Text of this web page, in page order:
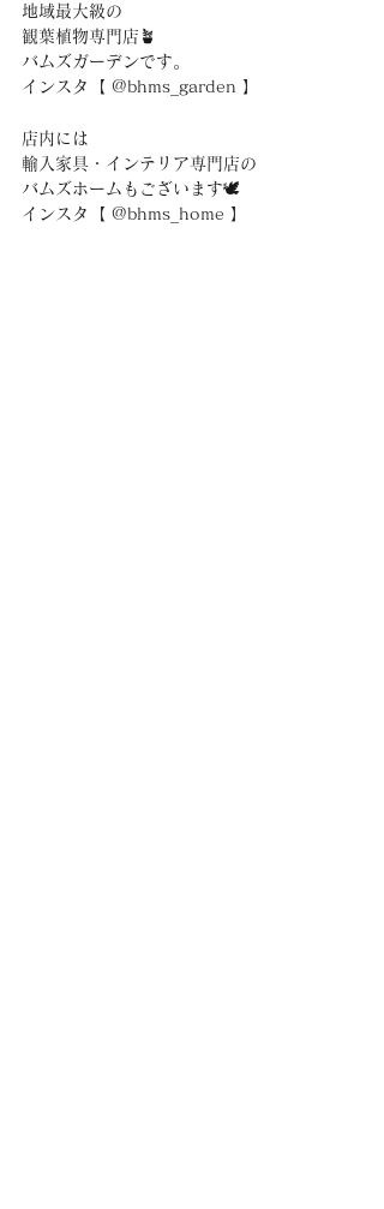
地域最大級の
観葉植物専門店🪴
バムズガーデンです。
インスタ【 @bhms_garden 】
店内には
輸入家具・インテリア専門店の
バムズホームもございます🕊
インスタ【 @bhms_home 】